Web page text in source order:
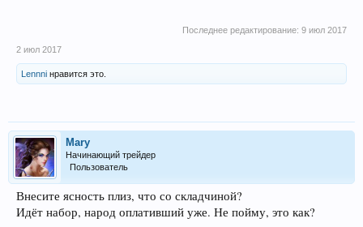
Последнее редактирование: 9 июл 2017
2 июл 2017
Lennni нравится это.
Mary
Начинающий трейдер
Пользователь
Внесите ясность плиз, что со складчиной?
Идёт набор, народ оплативший уже. Не пойму, это как?